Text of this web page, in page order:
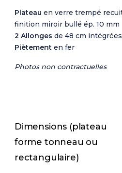
Plateau en verre trempé
finition miroir bullé ép. 10 mm
2 Allonges de 48 cm
Piètement en fer
Photos non contractuelles
Dimensions (plateau
forme tonneau ou
rectangulaire)